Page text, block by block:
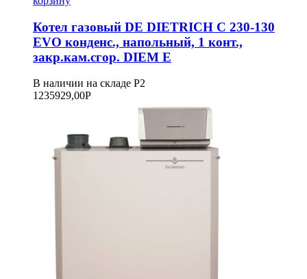
Котел газовый DE DIETRICH C 230-130
EVO конденс., напольный, 1 конт.,
закр.кам.сгор. DIEM E
В наличии на складе Р2
1235929,00Р